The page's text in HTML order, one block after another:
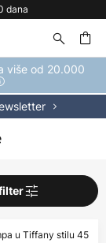
69 €
više od 20.000
u Tiffany stilu 45